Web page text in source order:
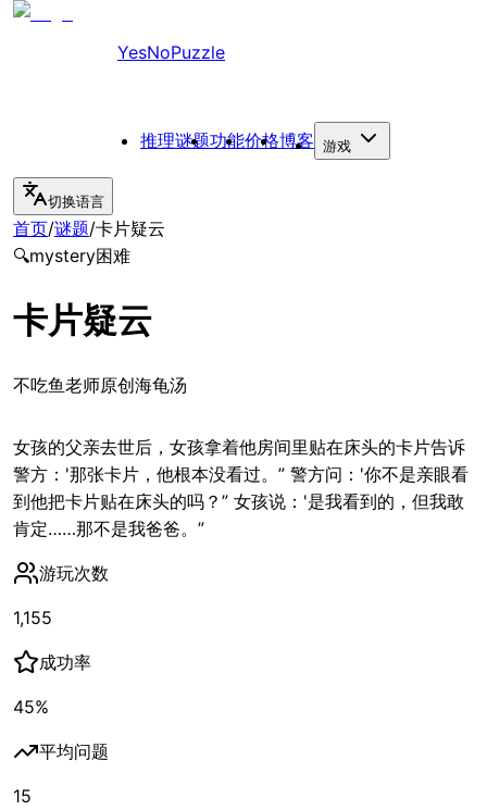
YesNoPuzzle
推理谜题功能价格博客 游戏
切换语言
首页/谜题/卡片疑云
🔍mystery困难
卡片疑云
不吃鱼老师原创海龟汤
女孩的父亲去世后，女孩拿着他房间里贴在床头的卡片告诉
警方：'那张卡片，他根本没看过。” 警方问：'你不是亲眼看
到他把卡片贴在床头的吗？” 女孩说：'是我看到的，但我敢
肯定……那不是我爸爸。”
游玩次数
1,155
成功率
45%
平均问题
15